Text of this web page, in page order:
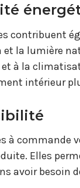
contribuent
la lumière
à la
intérieur
à commande
Elles
avoir besoin